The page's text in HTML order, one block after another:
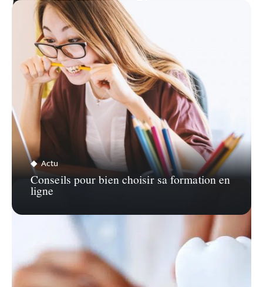
ZOOM SUR…
Actu
Conseils pour bien choisir sa formation en
ligne